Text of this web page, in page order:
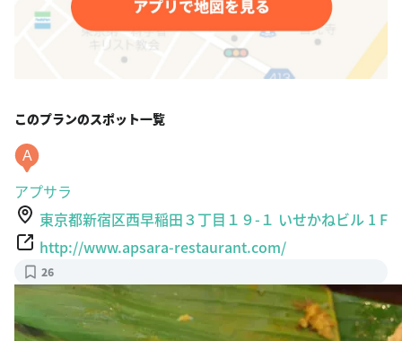
このプランのスポット一覧
A
アプサラ
東京都新宿区西早稲田３丁目１９-１ いせかねビル 1 F
http://www.apsara-restaurant.com/
26